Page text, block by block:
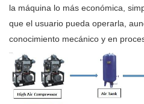
la máquina lo más económica,
que el usuario pueda operarla,
conocimiento mecánico y en